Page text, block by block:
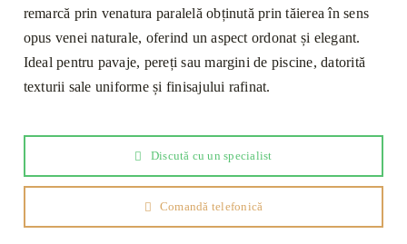
x
25
x
remarcă prin venatura paralelă obținută prin tăierea în sens
opus venei naturale, oferind un aspect ordonat și elegant.
Ideal pentru pavaje, pereți sau margini de piscine, datorită
texturii sale uniforme și finisajului rafinat.
Discută cu un specialist
Comandă telefonică